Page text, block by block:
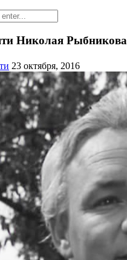
Николая Рыбникова
23 октября, 2016